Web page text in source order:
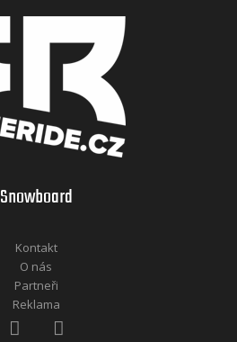
Snowboard
Kontakt
O nás
Partneři
Reklama